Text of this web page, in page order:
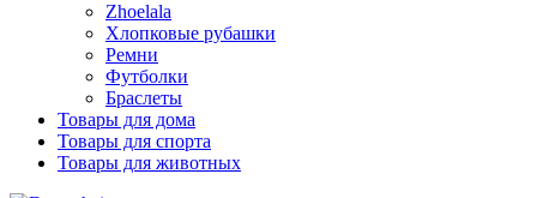
Zhoelala
Хлопковые рубашки
Ремни
Футболки
Браслеты
Товары для дома
Товары для спорта
Товары для животных